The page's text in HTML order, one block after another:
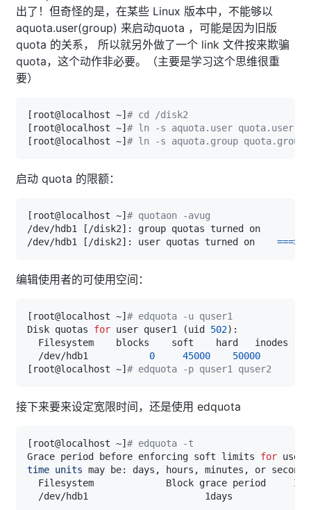
出了！但奇怪的是，在某些 Linux 版本中，不能够以
aquota.user(group) 来启动quota ，可能是因为旧版
quota 的关系， 所以就另外做了一个 link 文件按来欺骗
quota，这个动作非必要。（主要是学习这个思维很重
要）
[ root@localhost ~] # cd /disk2
[ root@localhost ~] # ln -s aquota.user quota.user
[ root@localhost ~] # ln -s aquota.group quota.group
启动 quota 的限额：
[ root@localhost ~] # quotaon -avug
/dev/hdb1
[ /disk2]
/dev/hdb1
[ /disk2] : user quotas turned on ===>
编辑使用者的可使用空间：
[ root@localhost ~] # edquota -u quser1
Disk quotas for user quser1 (uid 502)
  /dev/hdb1
0 45000 50000
[ root@localhost ~] # edquota -p quser1 quser2
接下来要来设定宽限时间，还是使用 edquota
[ root@localhost ~] # edquota -t
Grace period before enforcing soft limits for
time units